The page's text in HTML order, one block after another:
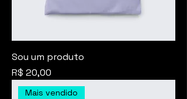
Sou um produto
Preço
R$ 20,00
Mais vendido